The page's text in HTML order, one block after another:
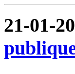
21-01-